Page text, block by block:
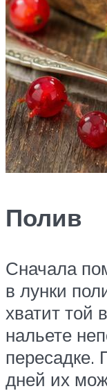
Полив
Сначала
в лунки
хватит той
нальете
пересадке.
дней их